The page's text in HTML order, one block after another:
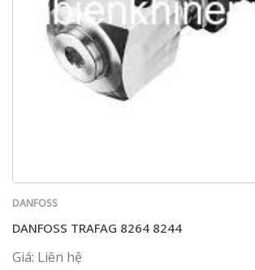
DANFOSS
DANFOSS TRAFAG 8264 8244
Giá: Liên hệ